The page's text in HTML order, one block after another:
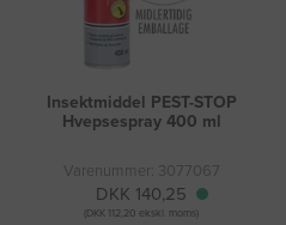
Insektmiddel PEST-STOP
Hvepsespray 400 ml
Varenummer: 3077067
DKK 140,25
(DKK 112,20 ekskl. moms)